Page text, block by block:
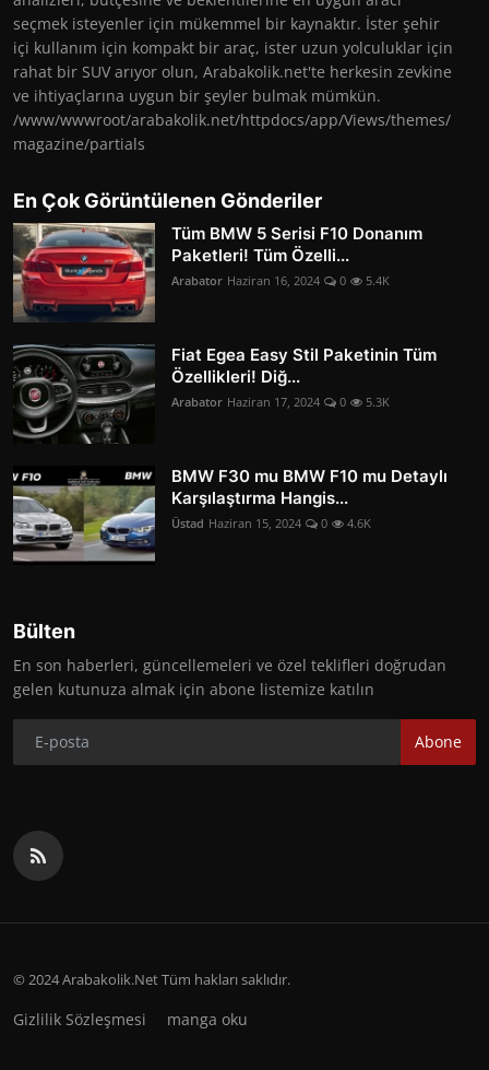
seçmek isteyenler için mükemmel bir kaynaktır. İster şehir
içi kullanım için kompakt bir araç, ister uzun yolculuklar için
rahat bir SUV arıyor olun, Arabakolik.net'te herkesin zevkine
ve ihtiyaçlarına uygun bir şeyler bulmak mümkün.
/www/wwwroot/arabakolik.net/httpdocs/app/Views/themes/
magazine/partials
En Çok Görüntülenen Gönderiler
Tüm BMW 5 Serisi F10 Donanım
Paketleri! Tüm Özelli...
Arabator Haziran 16, 2024 0 5.4K
Fiat Egea Easy Stil Paketinin Tüm
Özellikleri! Diğ...
Arabator Haziran 17, 2024 0 5.3K
BMW F30 mu BMW F10 mu Detaylı
Karşılaştırma Hangis...
Üstad Haziran 15, 2024 0 4.6K
Bülten
En son haberleri, güncellemeleri ve özel teklifleri doğrudan
gelen kutunuza almak için abone listemize katılın
Abone
© 2024 Arabakolik.Net Tüm hakları saklıdır.
Gizlilik Sözleşmesi manga oku